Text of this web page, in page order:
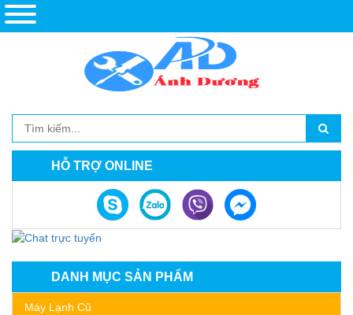
HỖ TRỢ ONLINE
DANH MỤC SẢN PHẨM
Máy Lạnh Cũ